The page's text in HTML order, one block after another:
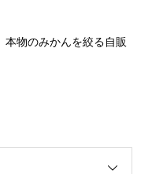
物のみかんを絞る自販